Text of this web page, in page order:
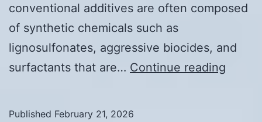
conventional additives are often composed
of synthetic chemicals such as
lignosulfonates, aggressive biocides, and
surfactants that are… Continue reading
Published February 21, 2026